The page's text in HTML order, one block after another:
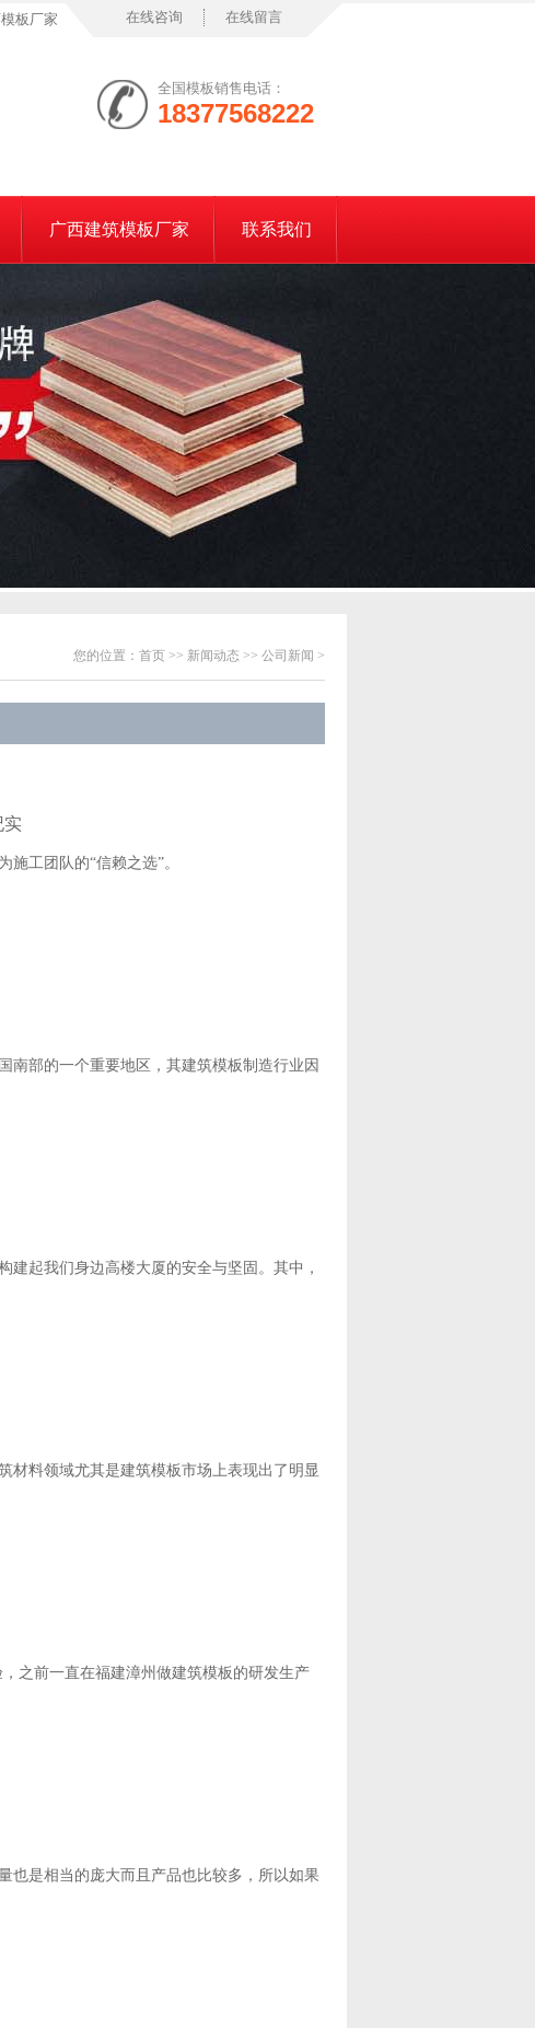
板厂家 在线咨询 在线留言
全国模板销售电话：
18377568222
广西建筑模板厂家 联系我们
您的位置： 首页 >> 新闻动态 >> 公司新闻 >
工团队的“信赖之选”。
南部的一个重要地区，其建筑模板制造行业因
起我们身边高楼大厦的安全与坚固。其中，
材料领域尤其是建筑模板市场上表现出了明显
之前一直在福建漳州做建筑模板的研发生产
也是相当的庞大而且产品也比较多，所以如果